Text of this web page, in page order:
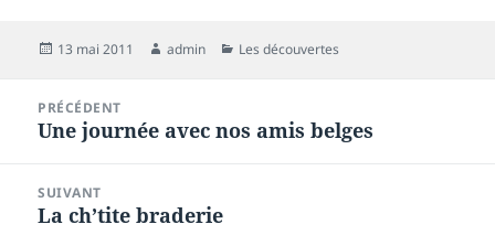
Publié
13 mai 2011 Auteur
admin Catégories
Les découvertes
l’article
PRÉCÉDENT
Article
Une journée avec nos amis belges
SUIVANT
Article
La ch’tite braderie